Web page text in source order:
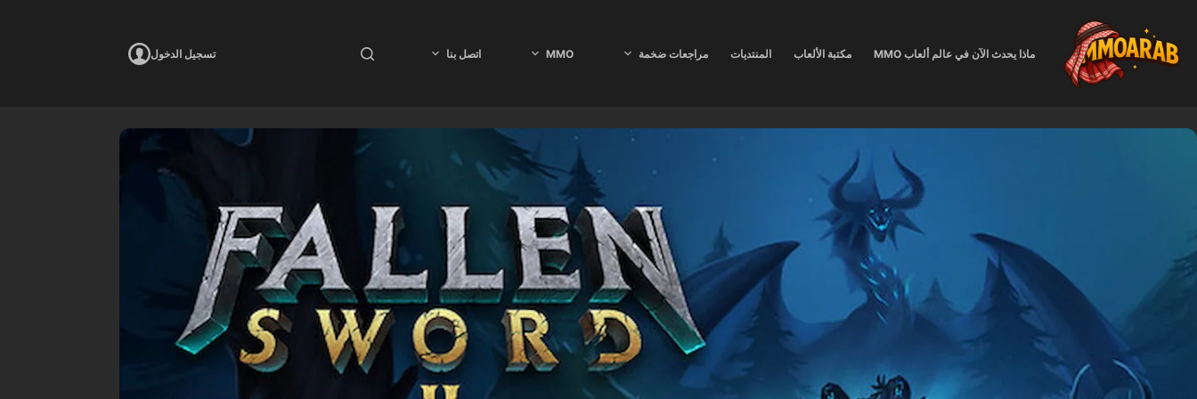
المحتوى
ماذا يحدث الآن في عالم ألعاب MMO مكتبة الألعاب المنتديات مراجعات ضخمة MMO اتصل بنا تسجيل الدخول